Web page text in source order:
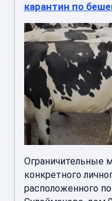
карантин по
Ограничительные
конкретного
расположенного